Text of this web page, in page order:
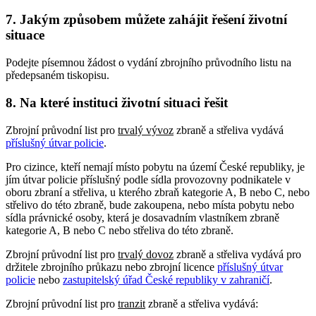
7. Jakým způsobem můžete zahájit řešení životní
situace
Podejte písemnou žádost o vydání zbrojního průvodního listu na
předepsaném tiskopisu.
8. Na které instituci životní situaci řešit
Zbrojní průvodní list pro trvalý vývoz zbraně a střeliva vydává
příslušný útvar policie.
Pro cizince, kteří nemají místo pobytu na území České republiky, je
jím útvar policie příslušný podle sídla provozovny podnikatele v
oboru zbraní a střeliva, u kterého zbraň kategorie A, B nebo C, nebo
střelivo do této zbraně, bude zakoupena, nebo místa pobytu nebo
sídla právnické osoby, která je dosavadním vlastníkem zbraně
kategorie A, B nebo C nebo střeliva do této zbraně.
Zbrojní průvodní list pro trvalý dovoz zbraně a střeliva vydává pro
držitele zbrojního průkazu nebo zbrojní licence příslušný útvar
policie nebo zastupitelský úřad České republiky v zahraničí.
Zbrojní průvodní list pro tranzit zbraně a střeliva vydává: